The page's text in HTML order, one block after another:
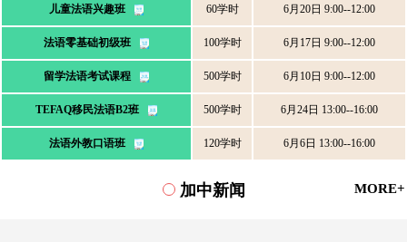
儿童法语兴趣班 60学时 6月20日 9:00--12:00
法语零基础初级班 100学时 6月17日 9:00--12:00
留学法语考试课程 500学时 6月10日 9:00--12:00
TEFAQ移民法语B2班 500学时 6月24日 13:00--16:00
法语外教口语班 120学时 6月6日 13:00--16:00
加中新闻 MORE+